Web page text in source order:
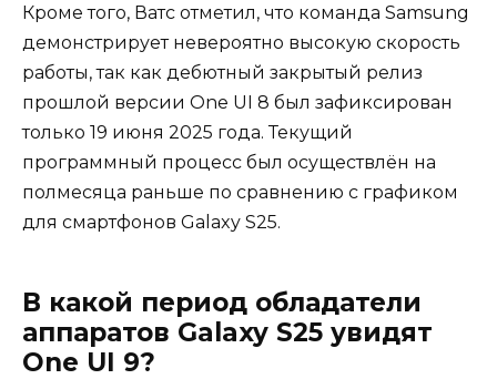
Кроме того, Ватс отметил, что команда Samsung
демонстрирует невероятно высокую скорость
работы, так как дебютный закрытый релиз
прошлой версии One UI 8 был зафиксирован
только 19 июня 2025 года. Текущий
программный процесс был осуществлён на
полмесяца раньше по сравнению с графиком
для смартфонов Galaxy S25.
В какой период обладатели
аппаратов Galaxy S25 увидят
One UI 9?